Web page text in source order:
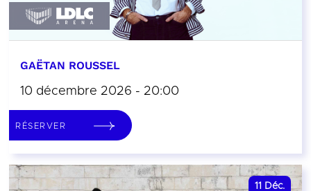
GAËTAN ROUSSEL
10 décembre 2026 - 20:00
RÉSERVER
11 Déc.